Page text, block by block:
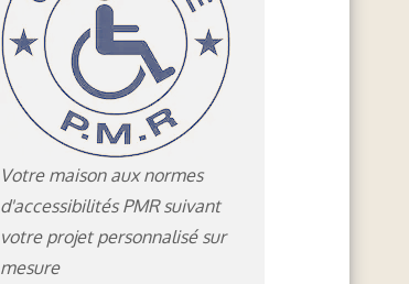
Votre maison aux normes
d'accessibilités PMR suivant
votre projet personnalisé sur
mesure